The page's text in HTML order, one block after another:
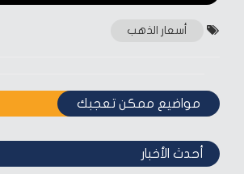
أسعار الذهب
مواضيع ممكن تعجبك
أحدث الأخبار